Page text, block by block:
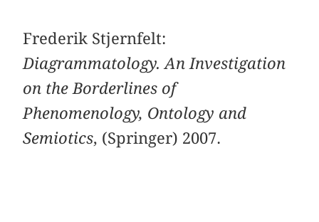
Frederik Stjernfelt:
Diagrammatology. An Investigation
on the Borderlines of
Phenomenology, Ontology and
Semiotics, (Springer) 2007.